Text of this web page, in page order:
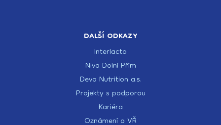
DALŠÍ ODKAZY
Interlacto
Niva Dolní Přím
Deva Nutrition a.s.
Projekty s podporou
Kariéra
Oznámení o VŘ